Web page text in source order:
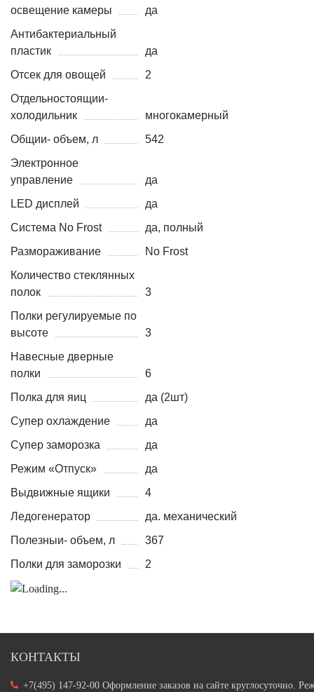
освещение камеры
да
Антибактериальный
пластик
да
Отсек для овощей
2
Отдельностоящии-
холодильник
многокамерный
Общии- объем, л
542
Электронное
управление
да
LED дисплей
да
Система No Frost
да, полный
Размораживание
No Frost
Количество стеклянных
полок
3
Полки регулируемые по
высоте
3
Навесные дверные
полки
6
Полка для яиц
да (2шт)
Супер охлаждение
да
Супер заморозка
да
Режим «Отпуск»
да
Выдвижные ящики
4
Ледогенератор
да. механический
Полезныи- объем, л
367
Полки для заморозки
2
КОНТАКТЫ
+7(495) 147-92-00 Оформление заказов на сайте круглосуточно.